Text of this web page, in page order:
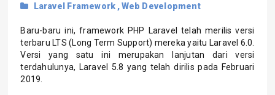
Laravel Framework ,Web Development
Baru-baru ini, framework PHP Laravel telah merilis versi
terbaru LTS (Long Term Support) mereka yaitu Laravel 6.0.
Versi yang satu ini merupakan lanjutan dari versi
terdahulunya, Laravel 5.8 yang telah dirilis pada Februari
2019.